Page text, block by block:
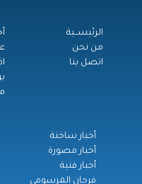
الرئيســية
من نحن
اتصل بنا
أخبار ساخنة
أخبار مصورة
أخبار فنية
فرحان المرسومي